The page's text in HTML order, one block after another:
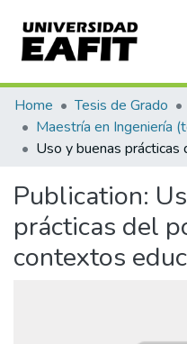
Communities & Collections
All of DSpace
Home Tesis de Grado
Maestría en Ingeniería
Publication:
prácticas del
contextos